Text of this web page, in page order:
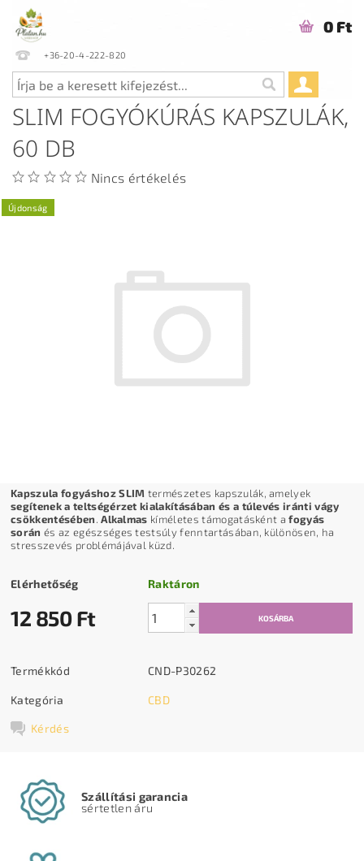
+36-20-4-222-820
0 Ft
SLIM FOGYÓKÚRÁS KAPSZULÁK,
60 DB
Nincs értékelés
Újdonság
Kapszula fogyáshoz SLIM természetes kapszulák, amelyek
segítenek a teltségérzet kialakításában és a túlevés iránti vágy
csökkentésében.Alkalmas kíméletes támogatásként afogyás
során és az egészséges testsúly fenntartásában, különösen, ha
stresszevés problémájával küzd.
Elérhetőség Raktáron
12 850 Ft
Termékkód CND-P30262
Kategória CBD
Kérdés
Szállítási garancia
sértetlen áru